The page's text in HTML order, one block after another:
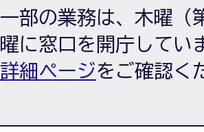
一部の業務は、木曜（
曜に窓口を開庁してい
詳細ページをご確認く